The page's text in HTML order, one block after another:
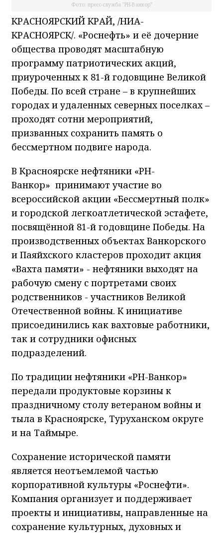
Фото: пресс-служба "РН-Ванкор"
КРАСНОЯРСКИЙ КРАЙ, /НИА-
КРАСНОЯРСК/. «Роснефть» и её дочерние
общества проводят масштабную
программу патриотических акций,
приуроченных к 81-й годовщине Великой
Победы. По всей стране – в крупнейших
городах и удаленных северных поселках –
проходят сотни мероприятий,
призванных сохранить память о
бессмертном подвиге народа.
В Красноярске нефтяники «РН-
Ванкор» принимают участие во
всероссийской акции «Бессмертный полк»
и городской легкоатлетической эстафете,
посвящённой 81-й годовщине Победы. На
производственных объектах Ванкорского
и Паяйхского кластеров проходит акция
«Вахта памяти» - нефтяники выходят на
рабочую смену с портретами своих
родственников - участников Великой
Отечественной войны. К инициативе
присоединились как вахтовые работники,
так и сотрудники офисных
подразделений.
По традиции нефтяники «РН-Ванкор»
передали продуктовые корзины к
праздничному столу ветераном войны и
тыла в Красноярске, Туруханском округе
и на Таймыре.
Сохранение исторической памяти
является неотъемлемой частью
корпоративной культуры «Роснефти».
Компания организует и поддерживает
проекты и инициативы, направленные на
сохранение культурных, духовных и